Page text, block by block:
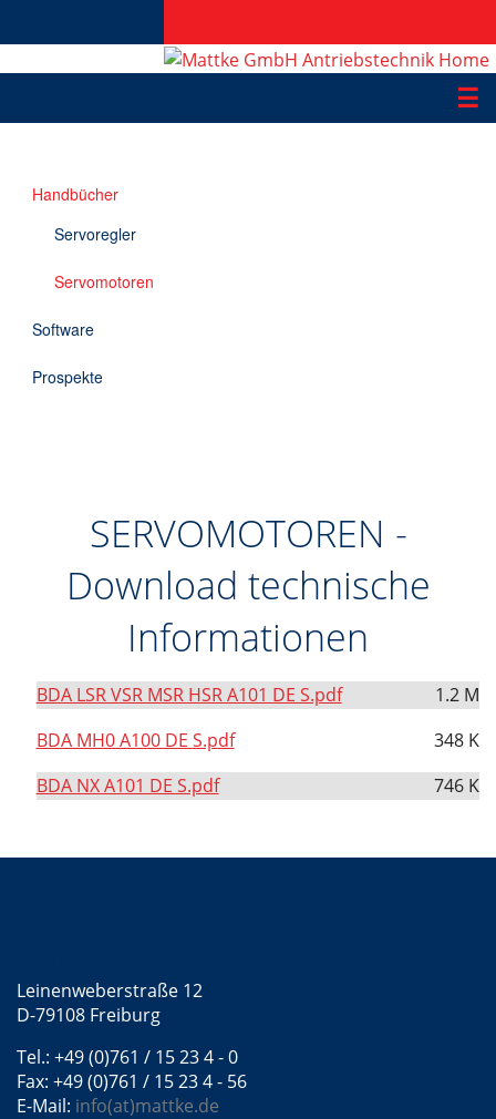
☰
Applikationen
Informationen
Handbücher
Servoregler
Servomotoren
Software
Prospekte
SERVOMOTOREN -
Download technische
Informationen
BDA LSR VSR MSR HSR A101 DE S.pdf
1.2 M
BDA MH0 A100 DE S.pdf
348 K
BDA NX A101 DE S.pdf
746 K
Leinenweberstraße 12
D-79108 Freiburg
Tel.: +49 (0)761 / 15 23 4 - 0
Fax: +49 (0)761 / 15 23 4 - 56
E-Mail: info(at)mattke.de